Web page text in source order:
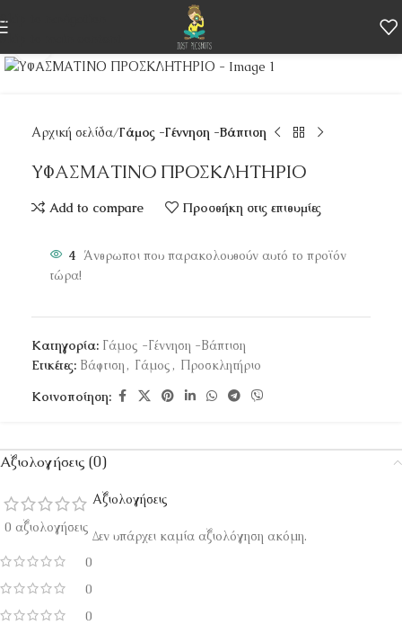
Skip to navigation
Skip to main contentΚάντε κλικ για μεγέθυνση
Αρχική σελίδα Γάμος -Γέννηση -Βάπτιση
ΥΦΑΣΜΑΤΙΝΟ ΠΡΟΣΚΛΗΤΗΡΙΟ
Add to compare Προσθήκη στις επιθυμίες
4 Άνθρωποι που παρακολουθούν αυτό το προϊόν
τώρα!
Κατηγορία: Γάμος -Γέννηση -Βάπτιση
Ετικέτες: Βάφτιση , Γάμος , Προσκλητήριο
Κοινοποίηση:
Αξιολογήσεις (0)
0 αξιολογήσεις
0
0
0
Αξιολογήσεις
Δεν υπάρχει καμία αξιολόγηση ακόμη.